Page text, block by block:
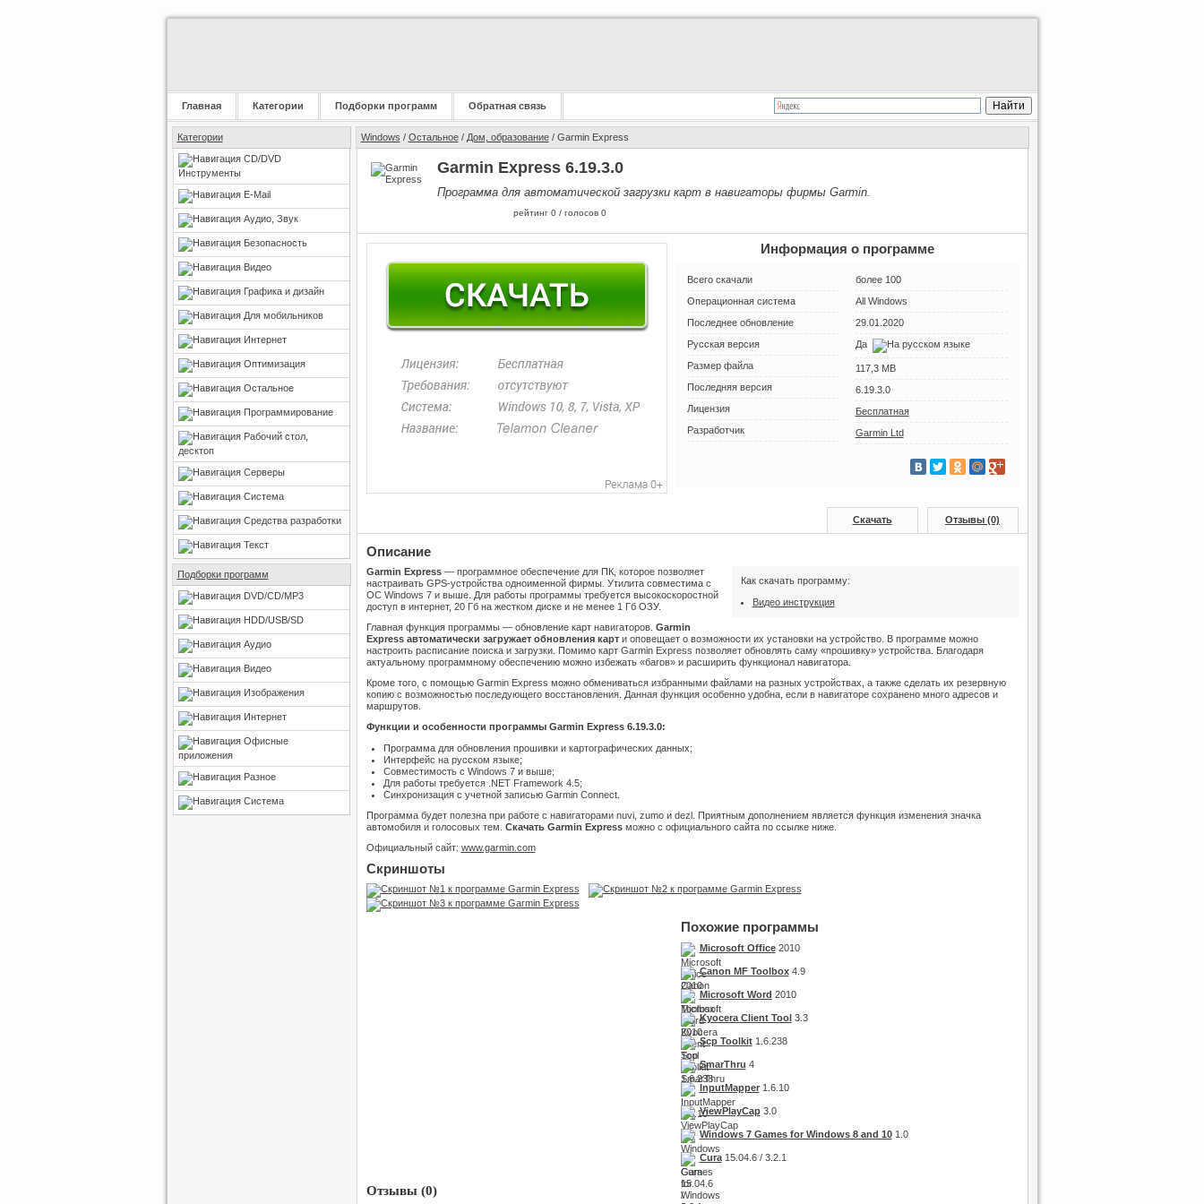
Главная Категории Подборки программ Обратная связь
Категории
CD/DVD
Инструменты
E-Mail
Аудио, Звук
Безопасность
Видео
Графика и дизайн
Для мобильников
Интернет
Оптимизация
Остальное
Программирование
Рабочий стол,
десктоп
Серверы
Система
Средства разработки
Текст
Подборки программ
DVD/CD/MP3
HDD/USB/SD
Аудио
Видео
Изображения
Интернет
Офисные
приложения
Разное
Система
Windows / Остальное/ Дом, образование/ Garmin Express
Garmin Express 6.19.3.0
Программа для автоматической загрузки карт в навигаторы фирмы Garmin.
рейтинг 0/ голосов 0
Информация о программе
Всего скачали
более 100
Операционная система
All Windows
Последнее обновление
29.01.2020
Русская версия
Да
Размер файла
117,3 MB
Последняя версия
6.19.3.0
Лицензия
Бесплатная
Разработчик
Garmin Ltd
Отзывы (0)
Скачать
Описание
Как скачать программу:
Видео инструкция
Garmin Express— программное обеспечение для ПК, которое позволяет
настраивать GPS-устройства одноименной фирмы. Утилита совместима с
ОС Windows 7 и выше. Для работы программы требуется высокоскоростной
доступ в интернет, 20 Гб на жестком диске и не менее 1 Гб ОЗУ.
Главная функция программы — обновление карт навигаторов. Garmin
Express автоматически загружает обновления карти оповещает о возможности их установки на устройство. В программе можно
настроить расписание поиска и загрузки. Помимо карт Garmin Express позволяет обновлять саму «прошивку» устройства. Благодаря
актуальному программному обеспечению можно избежать «багов» и расширить функционал навигатора.
Кроме того, с помощью Garmin Express можно обмениваться избранными файлами на разных устройствах, а также сделать их резервную
копию с возможностью последующего восстановления. Данная функция особенно удобна, если в навигаторе сохранено много адресов и
маршрутов.
Функции и особенности программы Garmin Express 6.19.3.0:
Программа для обновления прошивки и картографических данных;
Интерфейс на русском языке;
Совместимость с Windows 7 и выше;
Для работы требуется .NET Framework 4.5;
Синхронизация с учетной записью Garmin Connect.
Программа будет полезна при работе с навигаторами nuvi, zumo и dezl. Приятным дополнением является функция изменения значка
автомобиля и голосовых тем. Скачать Garmin Expressможно с официального сайта по ссылке ниже.
Официальный сайт: www.garmin.com
Скриншоты
Похожие программы
Microsoft Office2010
Canon MF Toolbox4.9
Microsoft Word 2010
Kyocera Client Tool3.3
Scp Toolkit1.6.238
SmarThru 4
InputMapper1.6.10
ViewPlayCap3.0
Windows 7 Games for Windows 8 and 101.0
Cura15.04.6 / 3.2.1
Отзывы (0)